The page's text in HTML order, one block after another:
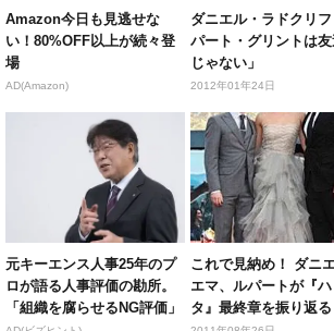
Amazon今日も見逃せな
い！80%OFF以上が続々登
場
AD(Amazon)
ダニエル・ラドクリ
パート・グリントは
じゃない」
2012年01年24日
元キーエンス人事25年のプ
ロが語る人事評価の勘所。
「組織を腐らせるNG評価」
これで見納め！ ダニ
エマ、ルパートが『
タ』最終章を振り返る